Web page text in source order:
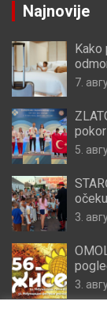
Najnovije
Kako
7.
5.
3.
3.